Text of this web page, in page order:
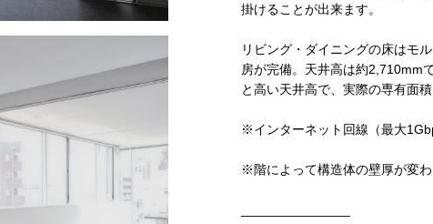
掛けることが出来ます。
リビング・ダイニングの床はモ
房が完備。天井高は約2,710mm
と高い天井高で、実際の専有面
※インターネット回線（最大
※階によって構造体の壁厚が変